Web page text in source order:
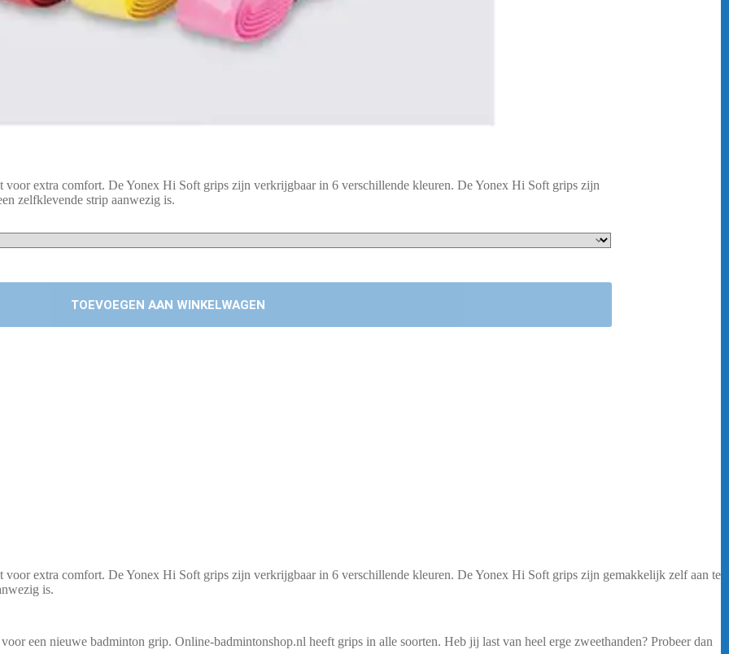
extra comfort. De Yonex Hi Soft grips zijn verkrijgbaar in 6 verschillende kleuren. De Yonex Hi Soft grips zijn
zelfklevende strip aanwezig is.
TOEVOEGEN AAN WINKELWAGEN
extra comfort. De Yonex Hi Soft grips zijn verkrijgbaar in 6 verschillende kleuren. De Yonex Hi Soft grips zijn gemakkelijk zelf aan te
is.
een nieuwe badminton grip. Online-badmintonshop.nl heeft grips in alle soorten. Heb jij last van heel erge zweethanden? Probeer dan